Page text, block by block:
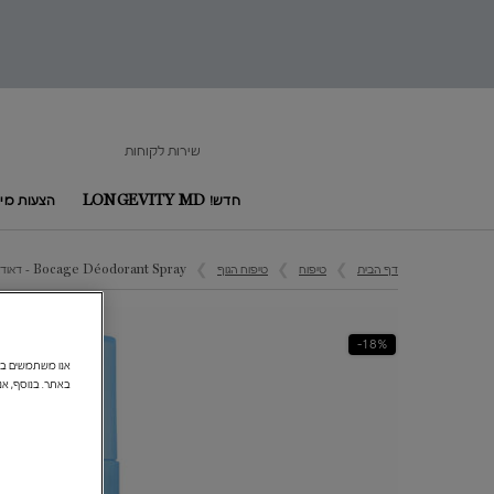
שירות לקוחות
חדש! LONGEVITY MD הצעות
דף הבית טיפוח טיפוח הגוף Bocage Déodorant Spray - דאודורנט ספריי בוקאז'
18%-
באתר. בנוסף,